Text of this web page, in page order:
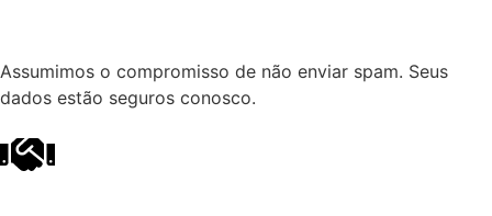
Assumimos o compromisso de não enviar spam. Seus
dados estão seguros conosco.